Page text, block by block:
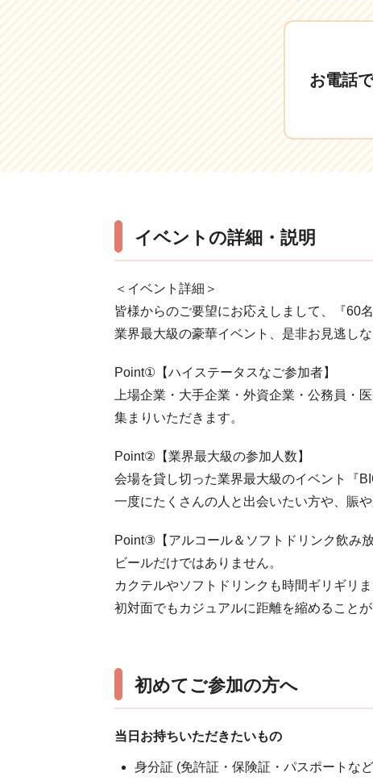
お電話
イベントの詳細・説明
＜イベント詳細＞
皆様からのご要望にお応えしまして、『60
業界最大級の豪華イベント、是非お見逃しな
Point①【ハイステータスなご参加者】
上場企業・大手企業・外資企業・公務員・
集まりいただきます。
Point②【業界最大級の参加人数】
会場を貸し切った業界最大級のイベント『
一度にたくさんの人と出会いたい方や、賑
Point③【アルコール＆ソフトドリンク飲み放
ビールだけではありません。
カクテルやソフトドリンクも時間ギリギリ
初対面でもカジュアルに距離を縮めることが
初めてご参加の方へ
当日お持ちいただきたいもの
身分証 (免許証・保険証・パスポートな